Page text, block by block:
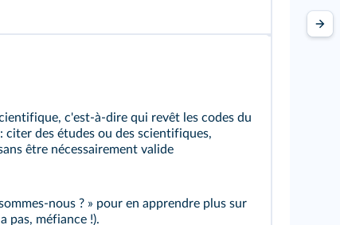
c'est-à-dire qui revêt les codes du
citer des études ou des scientifiques,
être nécessairement valide
nous ? » pour en apprendre plus sur
pas, méfiance !).